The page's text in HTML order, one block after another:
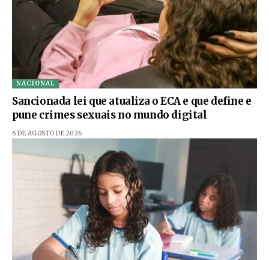
NACIONAL
Sancionada lei que atualiza o ECA e que define e
pune crimes sexuais no mundo digital
6 DE AGOSTO DE 2026